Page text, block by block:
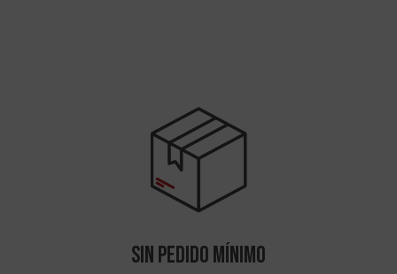
SIN Pedido mínimo